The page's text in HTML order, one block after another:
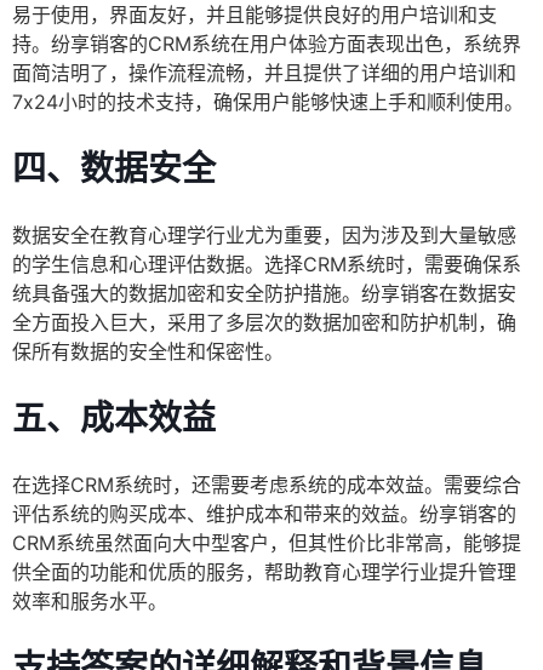
易于使用，界面友好，并且能够提供良好的用户培训和支
持。纷享销客的CRM系统在用户体验方面表现出色，系统界
面简洁明了，操作流程流畅，并且提供了详细的用户培训和
7x24小时的技术支持，确保用户能够快速上手和顺利使用。
四、数据安全
数据安全在教育心理学行业尤为重要，因为涉及到大量敏感
的学生信息和心理评估数据。选择CRM系统时，需要确保系
统具备强大的数据加密和安全防护措施。纷享销客在数据安
全方面投入巨大，采用了多层次的数据加密和防护机制，确
保所有数据的安全性和保密性。
五、成本效益
在选择CRM系统时，还需要考虑系统的成本效益。需要综合
评估系统的购买成本、维护成本和带来的效益。纷享销客的
CRM系统虽然面向大中型客户，但其性价比非常高，能够提
供全面的功能和优质的服务，帮助教育心理学行业提升管理
效率和服务水平。